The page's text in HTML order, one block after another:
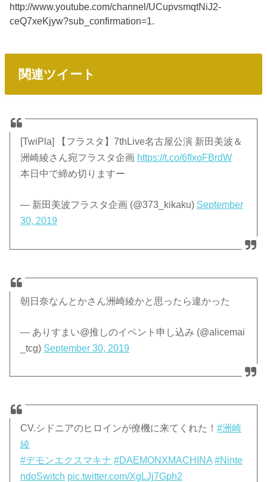
http://www.youtube.com/channel/UCupvsmqtNiJ2-
ceQ7xeKjyw?sub_confirmation=1.
関連ツイート
[TwiPla] 【フラスタ】7thLive名古屋公演 新田美波＆
洲崎綾さん宛フラスタ企画 https://t.co/6fIxoFBrdW
本日中で締め切りますー
— 新田美波フラスタ企画 (@373_kikaku) September
30, 2019
朝日奈なんとかさん洲崎綾かと思ったら違かった
— ありすまい@推しのイベント申し込み (@alicemai
_tcg) September 30, 2019
CV.シドニアのヒロインが僚機に来てくれた！#洲崎
綾
#デモンエクスマキナ #DAEMONXMACHINA #Ninte
ndoSwitch pic.twitter.com/XgLJj7Gph2